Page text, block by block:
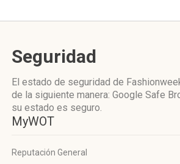
Seguridad
El estado de seguridad de
de la siguiente manera: Google Safe
su estado es seguro.
MyWOT
Reputación General